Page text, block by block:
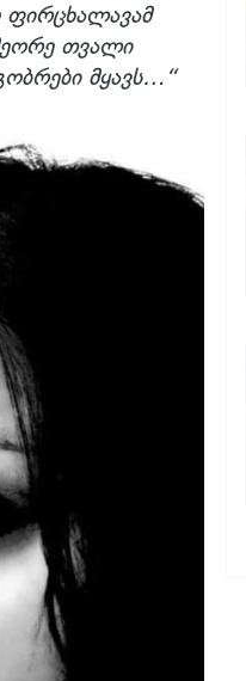
ფირცხალავამ
თვალი
მყავს…“